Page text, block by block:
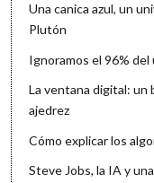
Una canica azul, un
Plutón
Ignoramos el 96% del
La ventana digital: un
ajedrez
Cómo explicar los
Steve Jobs, la IA y